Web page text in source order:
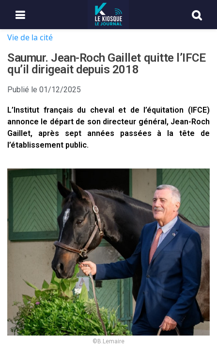
Vie de la cité
Saumur. Jean-Roch Gaillet quitte l’IFCE
qu’il dirigeait depuis 2018
Publié le 01/12/2025
L’Institut français du cheval et de l’équitation (IFCE)
annonce le départ de son directeur général, Jean-Roch
Gaillet, après sept années passées à la tête de
l’établissement public.
©B.Lemaire